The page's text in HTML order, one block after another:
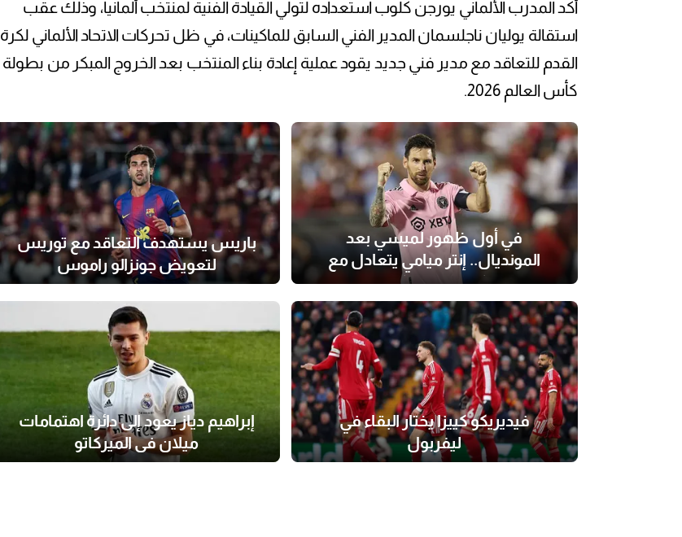
أكد المدرب الألماني يورجن كلوب استعداده لتولي القيادة الفنية لمنتخب ألمانيا، وذلك عقب
استقالة يوليان ناجلسمان المدير الفني السابق للماكينات، في ظل تحركات الاتحاد الألماني لكرة
القدم للتعاقد مع مدير فني جديد يقود عملية إعادة بناء المنتخب بعد الخروج المبكر من بطولة
كأس العالم 2026.
في أول ظهور لميسي بعد
المونديال.. إنتر ميامي يتعادل مع
كولومبوس كرو
باريس يستهدف التعاقد مع توريس
لتعويض جونزالو راموس
فيديريكو كييزا يختار البقاء في
ليفربول
إبراهيم دياز يعود إلى دائرة اهتمامات
ميلان في الميركاتو